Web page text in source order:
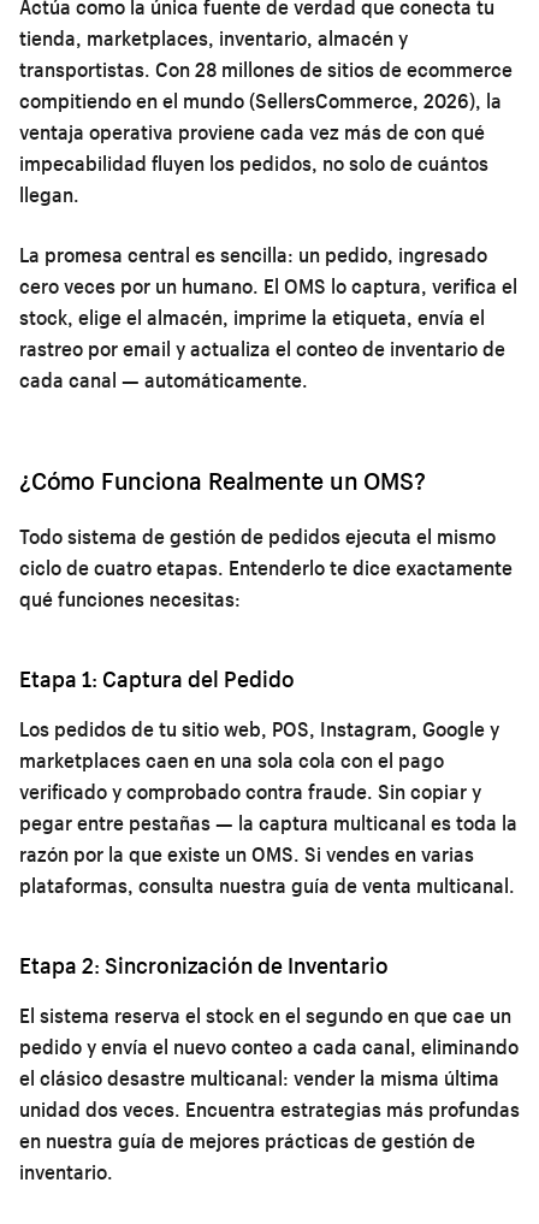
Actúa como la única fuente de verdad que conecta tu
tienda, marketplaces, inventario, almacén y
transportistas. Con 28 millones de sitios de ecommerce
compitiendo en el mundo (SellersCommerce, 2026), la
ventaja operativa proviene cada vez más de con qué
impecabilidad fluyen los pedidos, no solo de cuántos
llegan.
La promesa central es sencilla: un pedido, ingresado
cero veces por un humano. El OMS lo captura, verifica el
stock, elige el almacén, imprime la etiqueta, envía el
rastreo por email y actualiza el conteo de inventario de
cada canal — automáticamente.
¿Cómo Funciona Realmente un OMS?
Todo sistema de gestión de pedidos ejecuta el mismo
ciclo de cuatro etapas. Entenderlo te dice exactamente
qué funciones necesitas:
Etapa 1: Captura del Pedido
Los pedidos de tu sitio web, POS, Instagram, Google y
marketplaces caen en una sola cola con el pago
verificado y comprobado contra fraude. Sin copiar y
pegar entre pestañas — la captura multicanal es toda la
razón por la que existe un OMS. Si vendes en varias
plataformas, consulta nuestra guía deventa multicanal.
Etapa 2: Sincronización de Inventario
El sistema reserva el stock en el segundo en que cae un
pedido y envía el nuevo conteo a cada canal, eliminando
el clásico desastre multicanal: vender la misma última
unidad dos veces. Encuentra estrategias más profundas
en nuestra guía de mejores prácticas de gestión de
inventario.